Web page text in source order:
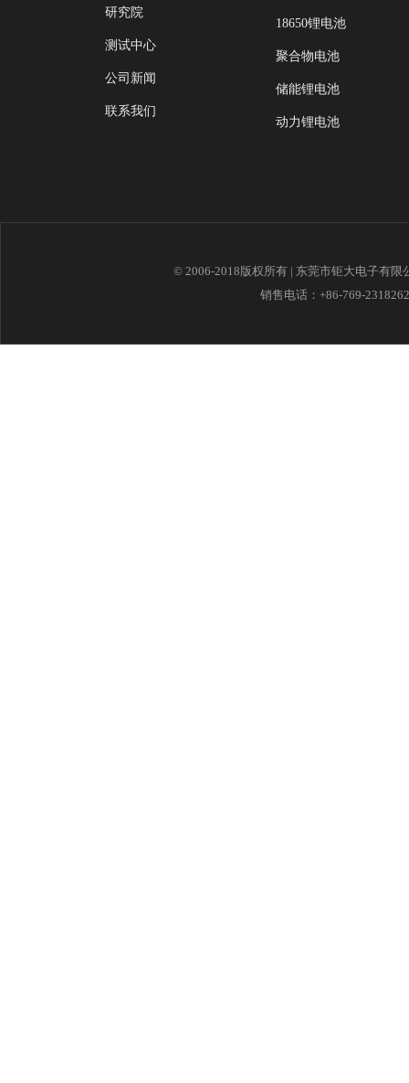
研究院
测试中心
公司新闻
联系我们
18650锂电池
聚合物电池
储能锂电池
动力锂电池
© 2006-2018版权所有 | 东莞市钜大电子有
销售电话：+86-769-